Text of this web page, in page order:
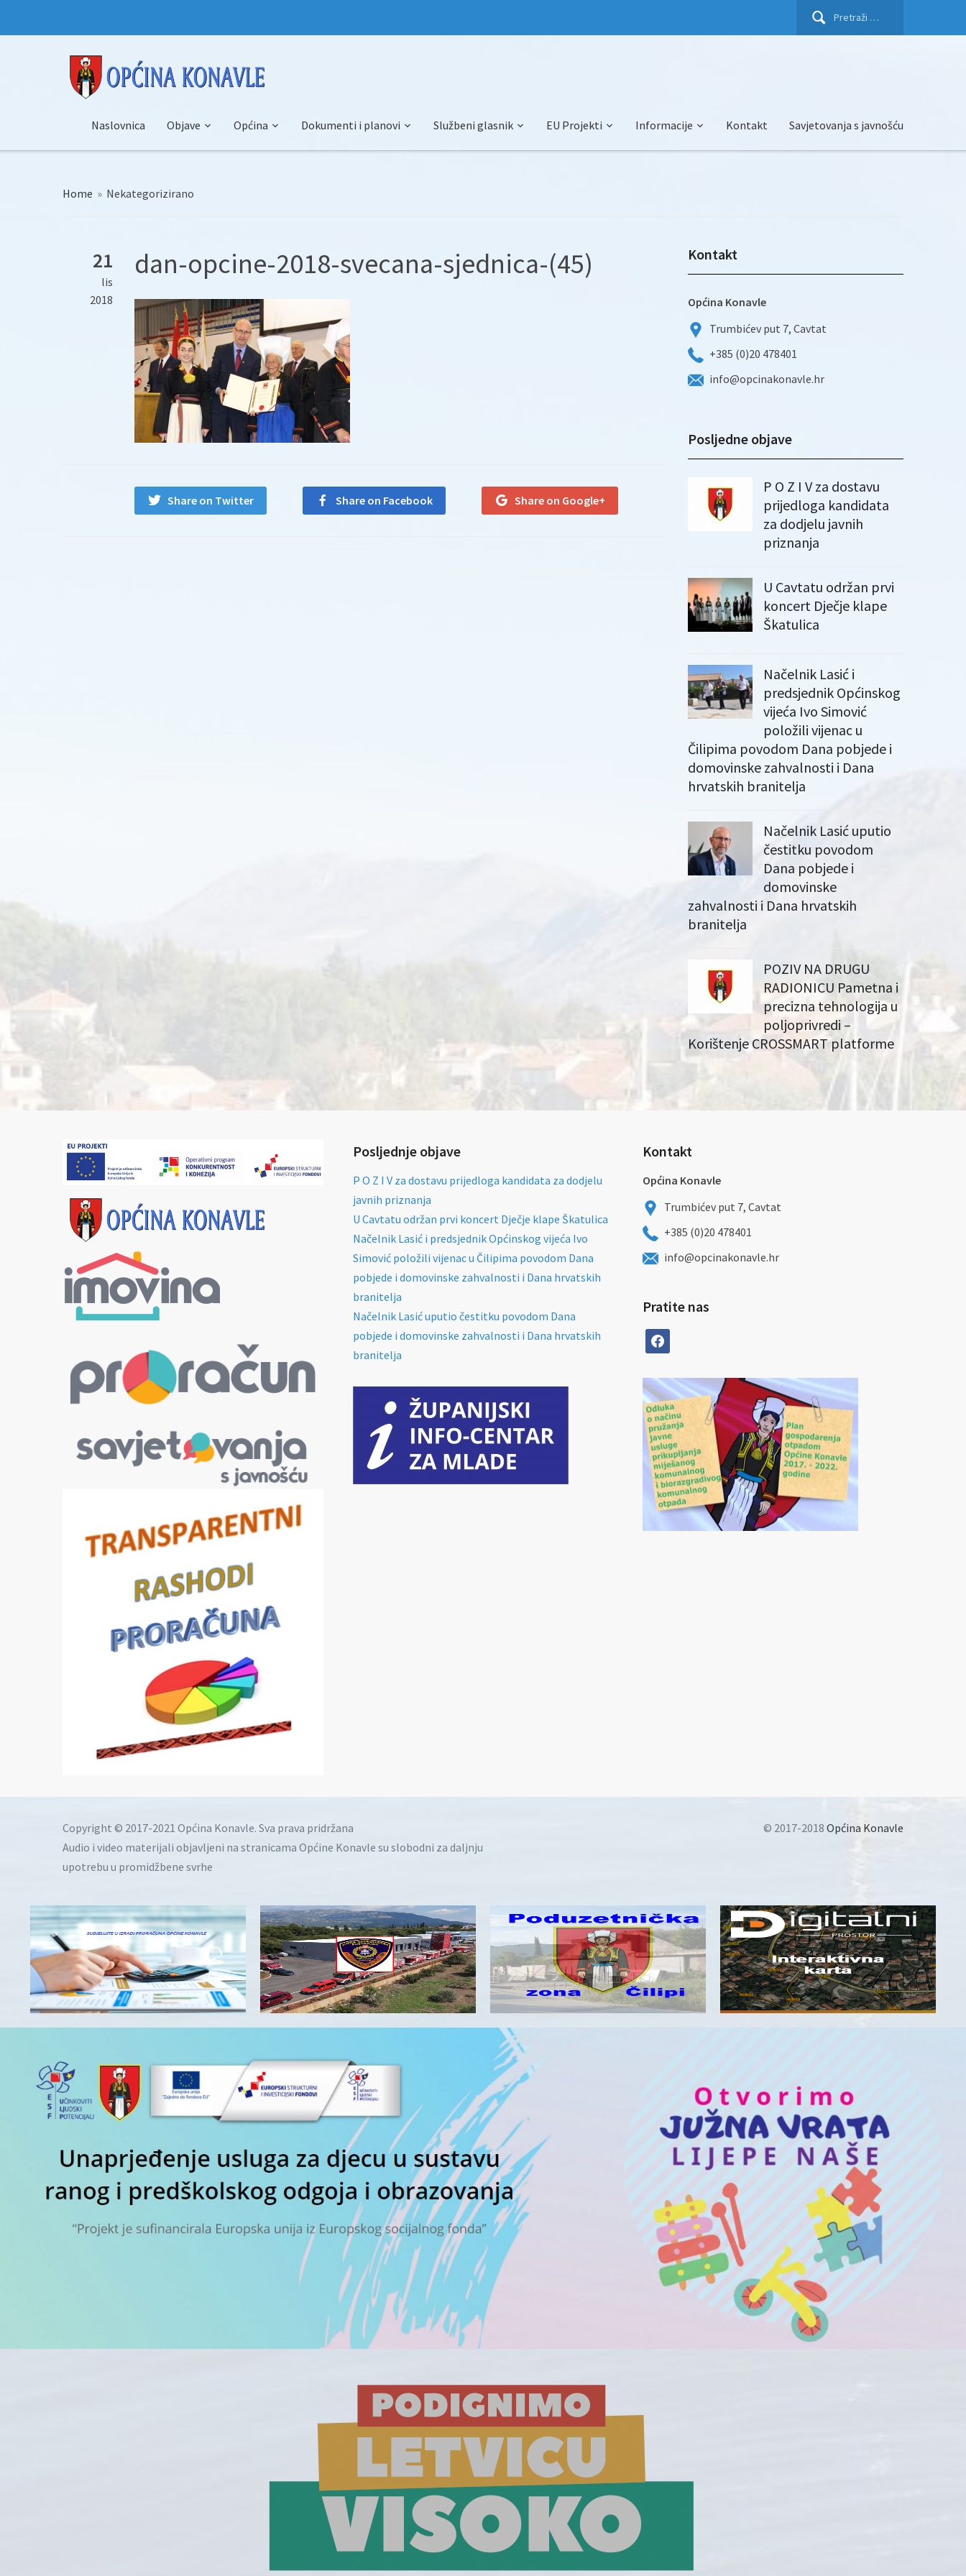
Pretraži:
Naslovnica Objave Općina Dokumenti i planovi Službeni glasnik EU Projekti Informacije Kontakt Savjetovanja s javnošću
Home » Nekategorizirano
21
lis
2018
dan-opcine-2018-svecana-sjednica-(45)
Share on Twitter Share on Facebook Share on Google+
Kontakt
Općina Konavle
Trumbićev put 7, Cavtat
+385 (0)20 478401
info@opcinakonavle.hr
Posljedne objave
P O Z I V za dostavu
prijedloga kandidata
za dodjelu javnih
priznanja
U Cavtatu održan prvi
koncert Dječje klape
Škatulica
Načelnik Lasić i
predsjednik Općinskog
vijeća Ivo Simović
položili vijenac u
Čilipima povodom Dana pobjede i
domovinske zahvalnosti i Dana
hrvatskih branitelja
Načelnik Lasić uputio
čestitku povodom
Dana pobjede i
domovinske
zahvalnosti i Dana hrvatskih
branitelja
POZIV NA DRUGU
RADIONICU Pametna i
precizna tehnologija u
poljoprivredi –
Korištenje CROSSMART platforme
Posljednje objave
P O Z I V za dostavu prijedloga kandidata za dodjelu
javnih priznanja
U Cavtatu održan prvi koncert Dječje klape Škatulica
Načelnik Lasić i predsjednik Općinskog vijeća Ivo
Simović položili vijenac u Čilipima povodom Dana
pobjede i domovinske zahvalnosti i Dana hrvatskih
branitelja
Načelnik Lasić uputio čestitku povodom Dana
pobjede i domovinske zahvalnosti i Dana hrvatskih
branitelja
Kontakt
Općina Konavle
Trumbićev put 7, Cavtat
+385 (0)20 478401
info@opcinakonavle.hr
Pratite nas
facebook
Copyright © 2017-2021 Općina Konavle. Sva prava pridržana
Audio i video materijali objavljeni na stranicama Općine Konavle su slobodni za daljnju
upotrebu u promidžbene svrhe
© 2017-2018 Općina Konavle